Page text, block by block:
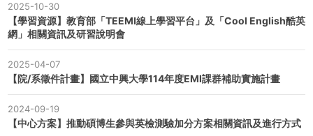
2025-10-30
【學習資源】教育部「TEEMI線上學習平台」及「Cool English酷英
網」相關資訊及研習說明會
2025-04-07
【院/系徵件計畫】國立中興大學114年度EMI課群補助實施計畫
2024-09-19
【中心方案】推動碩博生參與英檢測驗加分方案相關資訊及進行方式